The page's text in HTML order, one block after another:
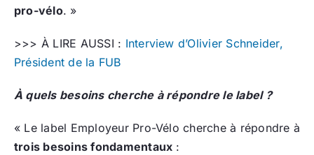
pro-vélo. »
>>> À LIRE AUSSI : Interview d’Olivier Schneider,
Président de la FUB
À quels besoins cherche à répondre le label ?
« Le label Employeur Pro-Vélo cherche à répondre à
trois besoins fondamentaux :